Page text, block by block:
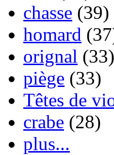
chasse (39)
homard
orignal (33)
piège (33)
Têtes de
crabe (28)
plus...